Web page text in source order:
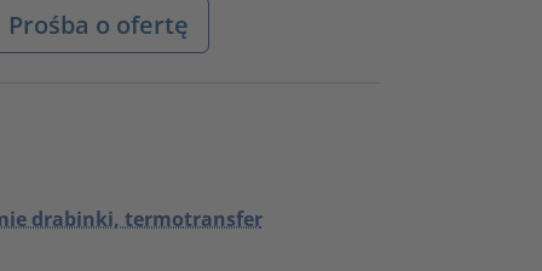
Prośba o ofertę
drabinki, termotransfer